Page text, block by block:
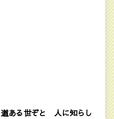
道ある世ぞと 人に知らし